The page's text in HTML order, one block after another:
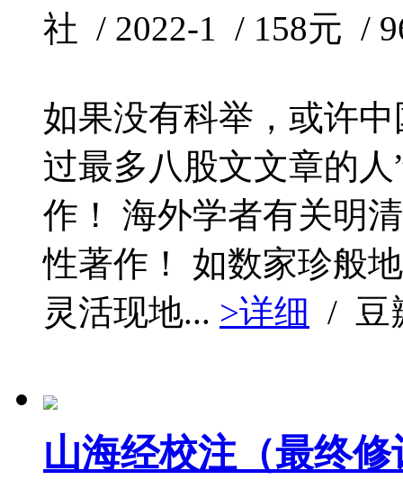
社 / 2022-1 / 158元 /
如果没有科举，或许
过最多八股文文章的
作！ 海外学者有关明
性著作！ 如数家珍般
灵活现地... >详细 / 豆
山海经校注（最终修